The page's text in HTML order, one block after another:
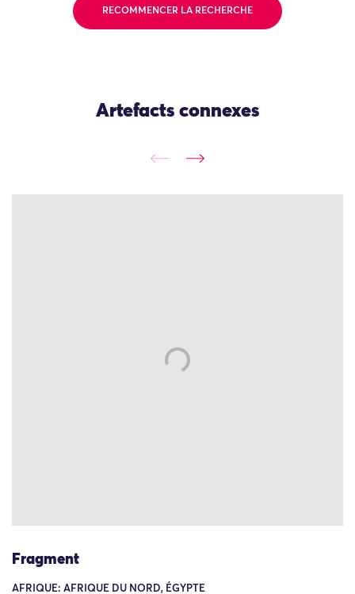
RECOMMENCER LA RECHERCHE
Artefacts connexes
Fragment
AFRIQUE: AFRIQUE DU NORD, ÉGYPTE